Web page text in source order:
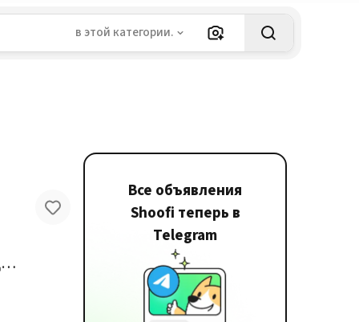
в этой категории.
Дизельный генератор Saneyoo Ultra Sound Proof SA-25KVA - мощный источник питания для тяжелых условий
Все объявления
Shoofi теперь в
Telegram